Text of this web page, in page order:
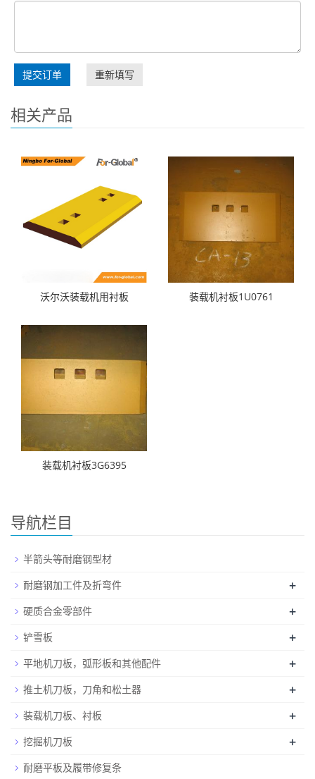
提交订单 重新填写
相关产品
沃尔沃装载机用衬板 装载机衬板1U0761
装载机衬板3G6395
导航栏目
半箭头等耐磨钢型材
耐磨钢加工件及折弯件
+
硬质合金零部件 +
铲雪板 +
平地机刀板，弧形板和其他配件 +
推土机刀板，刀角和松土器 +
装载机刀板、衬板 +
挖掘机刀板 +
耐磨平板及履带修复条